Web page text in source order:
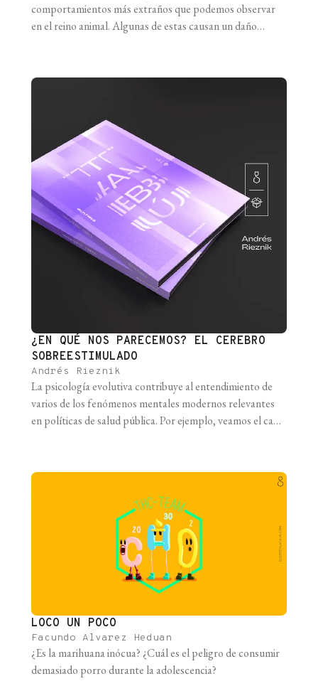
comportamientos más extraños que podemos observar
en el reino animal. Algunas de estas causan un daño
desarrollo de enfermedades crónicas evitables (como las
¿EN QUÉ NOS PARECEMOS? EL CEREBRO
SOBREESTIMULADO
Andrés Rieznik
La psicología evolutiva contribuye al entendimiento de
varios de los fenómenos mentales modernos relevantes
en políticas de salud pública. Por ejemplo, veamos el caso
evolucionamos en ambientes con escasez de alimentos,
LOCO UN POCO
Facundo Alvarez Heduan
¿Es la marihuana inócua? ¿Cuál es el peligro de consumir
demasiado porro durante la adolescencia?